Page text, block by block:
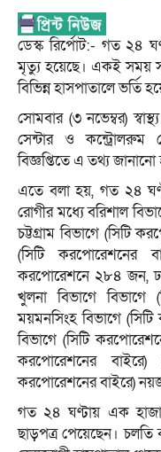
ডেস্ক রির্পোট:- গত ২৪
মৃত্যু হয়েছে। একই সময়
বিভিন্ন হাসপাতালে ভর্তি
সোমবার (৩ নভেম্বর)
সেন্টার ও কন্ট্রোলরুম
বিজ্ঞপ্তিতে এ তথ্য জানানো
এতে বলা হয়, গত ২৪
রোগীর মধ্যে বরিশাল
চট্টগ্রাম বিভাগে (সিটি
(সিটি করপোরেশনের
করপোরেশনে ২৮৪ জন,
খুলনা বিভাগে
ময়মনসিংহ বিভাগে
বিভাগে (সিটি
করপোরেশনের
করপোরেশনের বাইরে)
গত ২৪ ঘণ্টায় এক
ছাড়পত্র পেয়েছেন।